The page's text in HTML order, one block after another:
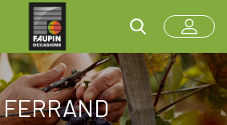
FERRAND